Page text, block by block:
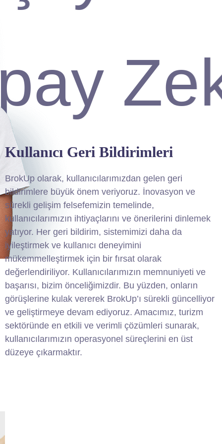
Kullanıcı Geri Bildirimleri
BrokUp olarak, kullanıcılarımızdan gelen geri
bildirimlere büyük önem veriyoruz. İnovasyon ve
sürekli gelişim felsefemizin temelinde,
kullanıcılarımızın ihtiyaçlarını ve önerilerini dinlemek
yatıyor. Her geri bildirim, sistemimizi daha da
iyileştirmek ve kullanıcı deneyimini
mükemmelleştirmek için bir fırsat olarak
değerlendiriliyor. Kullanıcılarımızın memnuniyeti ve
başarısı, bizim önceliğimizdir. Bu yüzden, onların
görüşlerine kulak vererek BrokUp’ı sürekli güncelliyor
ve geliştirmeye devam ediyoruz. Amacımız, turizm
sektöründe en etkili ve verimli çözümleri sunarak,
kullanıcılarımızın operasyonel süreçlerini en üst
düzeye çıkarmaktır.